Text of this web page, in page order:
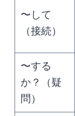
〜して
（接続）
〜する
か？（疑
問）